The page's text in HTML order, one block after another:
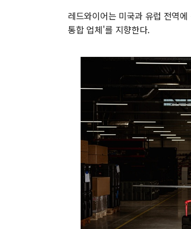
레드와이어는 미국과 유럽 전역
통합 업체'를 지향한다.